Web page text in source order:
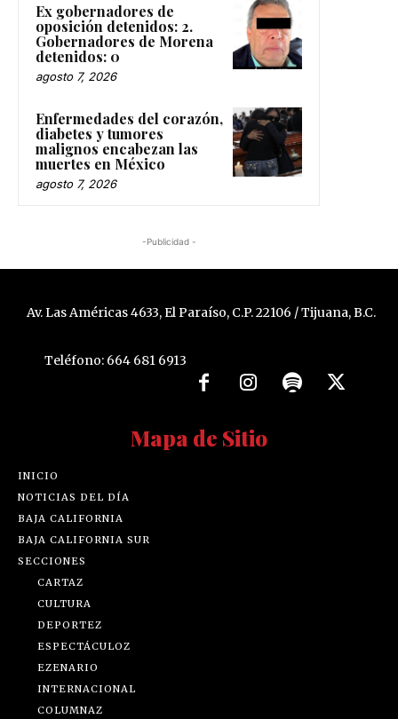
Ex gobernadores de
oposición detenidos: 2.
Gobernadores de Morena
detenidos: 0
agosto 7, 2026
Enfermedades del corazón,
diabetes y tumores
malignos encabezan las
muertes en México
agosto 7, 2026
-Publicidad -
Av. Las Américas 4633, El Paraíso, C.P. 22106 / Tijuana, B.C.
Teléfono: 664 681 6913
Mapa de Sitio
INICIO
NOTICIAS DEL DÍA
BAJA CALIFORNIA
BAJA CALIFORNIA SUR
SECCIONES
CARTAZ
CULTURA
DEPORTEZ
ESPECTÁCULOZ
EZENARIO
INTERNACIONAL
COLUMNAZ